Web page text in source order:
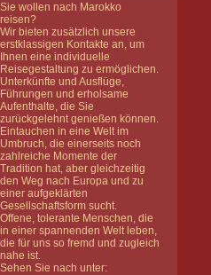
Sie wollen nach Marokko
reisen?
Wir bieten zusätzlich unsere
erstklassigen Kontakte an, um
Ihnen eine individuelle
Reisegestaltung zu ermöglichen.
Unterkünfte und Ausflüge,
Führungen und erholsame
Aufenthalte, die Sie
zurückgelehnt genießen können.
Eintauchen in eine Welt im
Umbruch, die einerseits noch
zahlreiche Momente der
Tradition hat, aber gleichzeitig
den Weg nach Europa und zu
einer aufgeklärten
Gesellschaftsform sucht.
Offene, tolerante Menschen, die
in einer spannenden Welt leben,
die für uns so fremd und zugleich
nahe ist.
Sehen Sie nach unter: